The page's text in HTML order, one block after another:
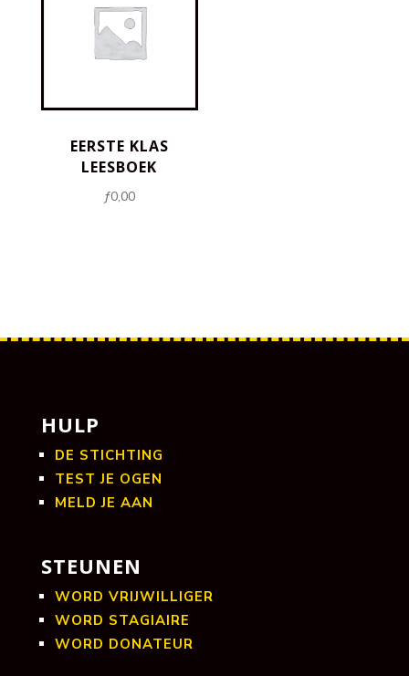
EERSTE KLAS
LEESBOEK
ƒ0,00
HULP
DE STICHTING
TEST JE OGEN
MELD JE AAN
STEUNEN
WORD VRIJWILLIGER
WORD STAGIAIRE
WORD DONATEUR